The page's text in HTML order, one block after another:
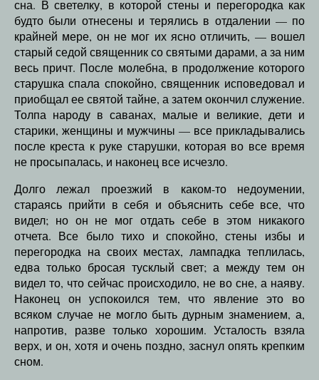
сна. В светелку, в которой стены и перегородка как
будто были отнесены и терялись в отдалении — по
крайней мере, он не мог их ясно отличить, — вошел
старый седой священник со святыми дарами, а за ним
весь причт. После молебна, в продолжение которого
старушка спала спокойно, священник исповедовал и
приобщал ее святой тайне, а затем окончил служение.
Толпа народу в саванах, малые и великие, дети и
старики, женщины и мужчины — все прикладывались
после креста к руке старушки, которая во все время
не просыпалась, и наконец все исчезло.
Долго лежал проезжий в каком-то недоумении,
стараясь прийти в себя и объяснить себе все, что
видел; но он не мог отдать себе в этом никакого
отчета. Все было тихо и спокойно, стены избы и
перегородка на своих местах, лампадка теплилась,
едва только бросая тусклый свет; а между тем он
видел то, что сейчас происходило, не во сне, а наяву.
Наконец он успокоился тем, что явление это во
всяком случае не могло быть дурным знамением, а,
напротив, разве только хорошим. Усталость взяла
верх, и он, хотя и очень поздно, заснул опять крепким
сном.